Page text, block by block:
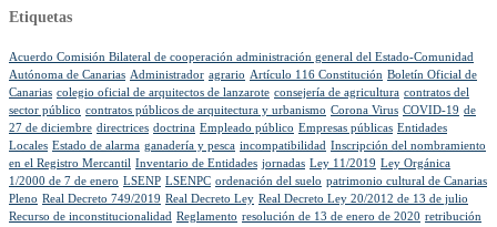
Etiquetas
Acuerdo Comisión Bilateral de cooperación administración general del Estado-Comunidad
Autónoma de Canarias Administrador agrario Artículo 116 Constitución Boletín Oficial de
Canarias colegio oficial de arquitectos de lanzarote consejería de agricultura contratos del
sector público contratos públicos de arquitectura y urbanismo Corona Virus COVID-19 de
27 de diciembre directrices doctrina Empleado público Empresas públicas Entidades
Locales Estado de alarma ganadería y pesca incompatibilidad Inscripción del nombramiento
en el Registro Mercantil Inventario de Entidades jornadas Ley 11/2019 Ley Orgánica
1/2000 de 7 de enero LSENP LSENPC ordenación del suelo patrimonio cultural de Canarias
Pleno Real Decreto 749/2019 Real Decreto Ley Real Decreto Ley 20/2012 de 13 de julio
Recurso de inconstitucionalidad Reglamento resolución de 13 de enero de 2020 retribución